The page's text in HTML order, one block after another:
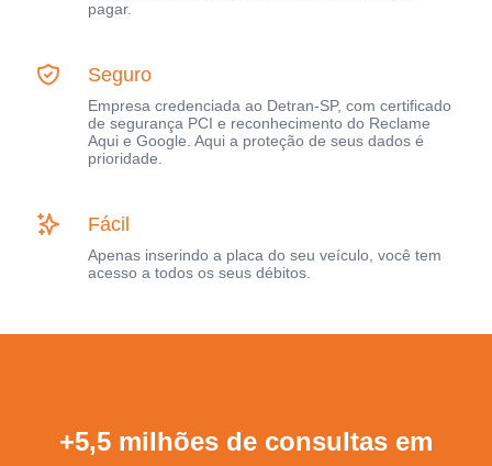
pagar.
Seguro
Empresa credenciada ao Detran-SP, com certificado
de segurança PCI e reconhecimento do Reclame
Aqui e Google. Aqui a proteção de seus dados é
prioridade.
Fácil
Apenas inserindo a placa do seu veículo, você tem
acesso a todos os seus débitos.
+5,5 milhões de consultas em